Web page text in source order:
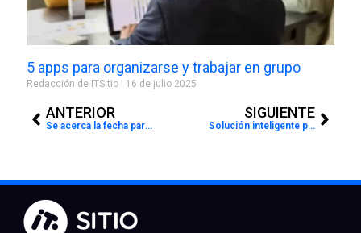
5 apps para organizarse y trabajar en grupo
Redacción de ITSitio 16 de julio 2025
ANTERIOR
Se acerca la fecha para el WITeam 2020 Virtual Experience
SIGUIENTE
Solución inteligente para que el delivery de los restaurantes sea más eficiente